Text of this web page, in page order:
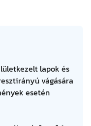
lapok és
vágására
esetén